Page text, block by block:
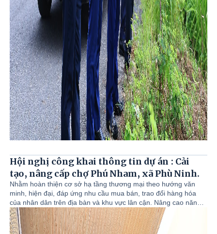
Hội nghị công khai thông tin dự án : Cải
tạo, nâng cấp chợ Phú Nham, xã Phù Ninh.
Nhằm hoàn thiện cơ sở hạ tầng thương mại theo hướng văn
minh, hiện đại, đáp ứng nhu cầu mua bán, trao đổi hàng hóa
của nhân dân trên địa bàn và khu vực lân cận. Nâng cao năng
lực thương mại, tạo điểm kinh doanh thuận lợi cho người dân
góp phần phát triển kinh tế xã hội địa phương. Ngày 05/8/2026,
Tại Nhà văn hóa Tổ dân phố số 07, UBND xã Phù Ninh tổ chức